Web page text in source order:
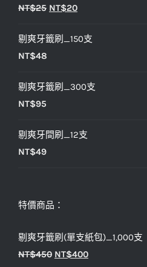
格：
格：
NT$25 原
價
NT$20目
價
剔爽牙籤刷_150支
NT$48
剔爽牙籤刷_300支
NT$95
剔爽牙間刷_12支
NT$49
特價商品：
剔爽牙籤刷(單支紙包)_1,000支
NT$450 原
NT$400目